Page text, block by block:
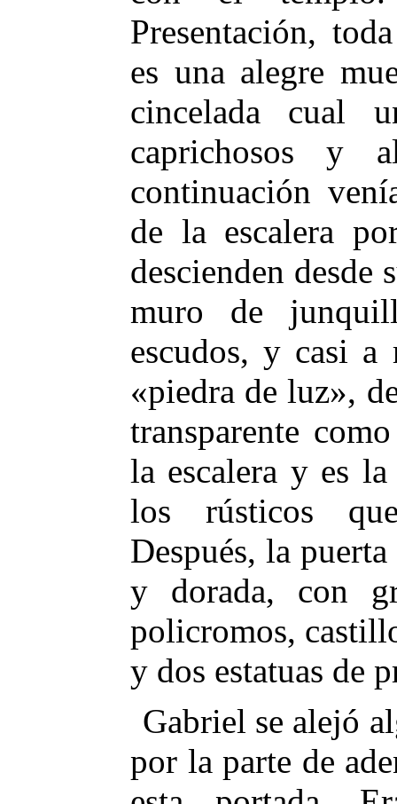
Presentación,
es una alegre
cincelada cual
caprichosos y
continuación
de la escalera
descienden desde
muro de
escudos, y casi a
«piedra de luz»,
transparente
la escalera y es
los rústicos
Después, la
y dorada, con
policromos,
y dos estatuas de
Gabriel se alejó
por la parte de